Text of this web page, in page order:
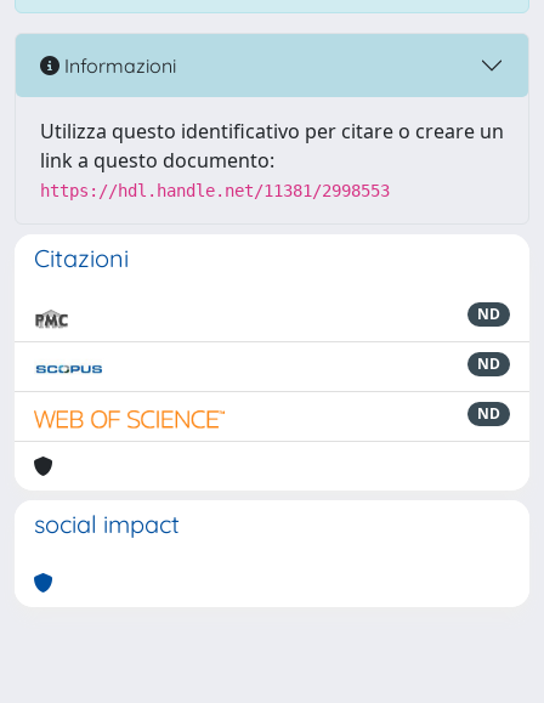
Informazioni
Utilizza questo identificativo per citare o creare un
link a questo documento:
https://hdl.handle.net/11381/2998553
Citazioni
ND
ND
ND
social impact